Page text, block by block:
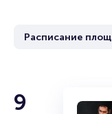
не концерт, а
Это необычный
Максим Аверин
Расписание
9